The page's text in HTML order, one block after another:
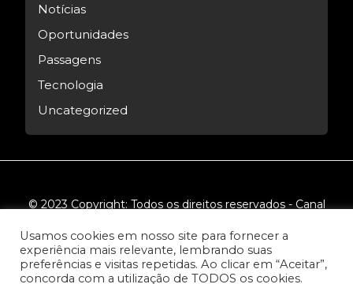
Notícias
Oportunidades
Passagens
Tecnologia
Uncategorized
© 2023 Copyright: Todos os direitos reservados - Canal
Usamos cookies em nosso site para fornecer a
experiência mais relevante, lembrando suas
preferências e visitas repetidas. Ao clicar em “Aceitar”,
concorda com a utilização de TODOS os cookies.